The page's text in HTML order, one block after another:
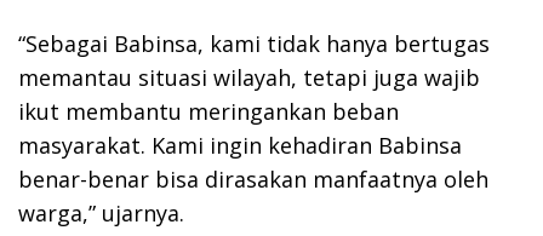
“Sebagai Babinsa, kami tidak hanya bertugas
memantau situasi wilayah, tetapi juga wajib
ikut membantu meringankan beban
masyarakat. Kami ingin kehadiran Babinsa
benar-benar bisa dirasakan manfaatnya oleh
warga,” ujarnya.